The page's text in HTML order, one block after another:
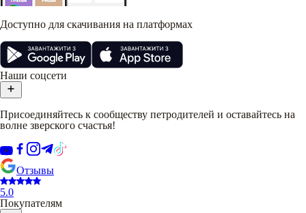
Доступно для скачивания на платформах
Наши соцсети
Присоединяйтесь к сообществу петродителей и оставайтесь на
волне зверского счастья!
Отзывы
5.0
Покупателям